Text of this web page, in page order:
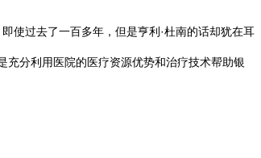
使过去了一百多年，但是亨利·杜南的话却犹在耳
分利用医院的医疗资源优势和治疗技术帮助银